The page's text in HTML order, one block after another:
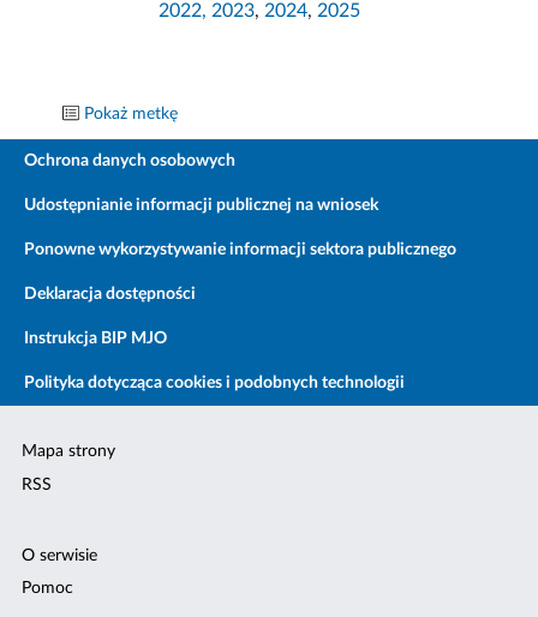
2022, 2023, 2024, 2025
Pokaż metkę
Ochrona danych osobowych
Udostępnianie informacji publicznej na wniosek
Ponowne wykorzystywanie informacji sektora publicznego
Deklaracja dostępności
Instrukcja BIP MJO
Polityka dotycząca cookies i podobnych technologii
Mapa strony
RSS
O serwisie
Pomoc